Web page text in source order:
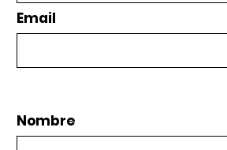
Email
Nombre